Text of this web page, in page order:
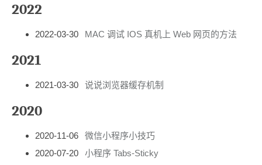
2022
2022-03-30 MAC 调试 IOS 真机上 Web 网页的方法
2021
2021-03-30 说说浏览器缓存机制
2020
2020-11-06
微信小程序小技巧
2020-07-20
小程序 Tabs-Sticky